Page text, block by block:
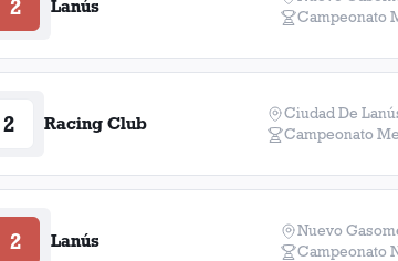
2 Lanús
Campeonato
2 Racing Club
Ciudad De
Campeonato
2 Lanús
Nuevo
Campeonato